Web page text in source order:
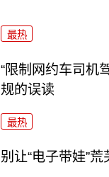
最热
“限制网约车司机
规的误读
最热
别让“电子带娃”